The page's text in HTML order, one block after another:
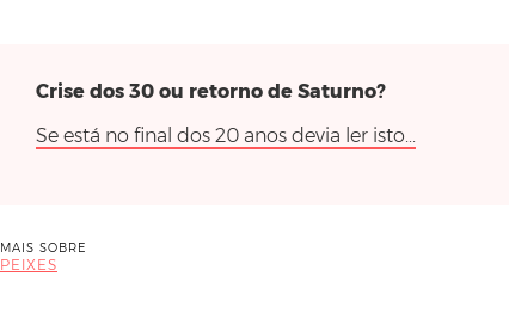
Crise dos 30 ou retorno de Saturno?
Se está no final dos 20 anos devia ler isto...
MAIS SOBRE
PEIXES